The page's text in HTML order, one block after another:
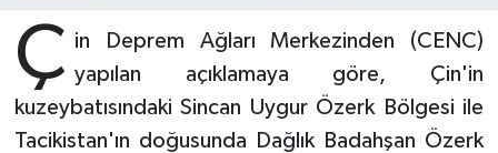
Ç in Deprem Ağları Merkezinden (CENC)
yapılan açıklamaya göre, Çin'in
kuzeybatısındaki Sincan Uygur Özerk Bölgesi ile
Tacikistan'ın doğusunda Dağlık Badahşan Özerk
Batman Müftülüğü
Bayburt Müftülüğü
Sahabeler
Zekat
Dünya
Eğitim